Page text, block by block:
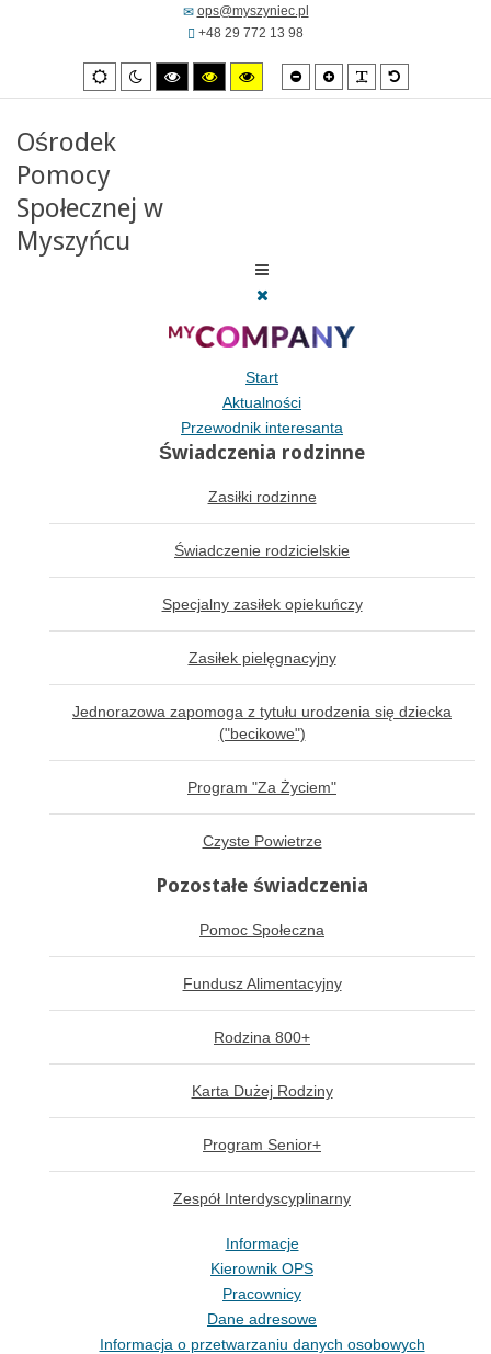
ops@myszyniec.pl
+48 29 772 13 98
Ustawienia
domyslne
Tryb
nocny
Wysoki
kontrast
Wysoki
kontrast
Wysoki
kontrast
Mniejsza
czcionka
Zwiększona
czcionka
Domyślna
czcionka
Ośrodek
Pomocy
Społecznej w
Myszyńcu
Start
Aktualności
Przewodnik interesanta
Świadczenia rodzinne
Zasiłki rodzinne
Świadczenie rodzicielskie
Specjalny zasiłek opiekuńczy
Zasiłek pielęgnacyjny
Jednorazowa zapomoga z tytułu urodzenia się dziecka
("becikowe")
Program "Za Życiem"
Czyste Powietrze
Pozostałe świadczenia
Pomoc Społeczna
Fundusz Alimentacyjny
Rodzina 800+
Karta Dużej Rodziny
Program Senior+
Zespół Interdyscyplinarny
Informacje
Kierownik OPS
Pracownicy
Dane adresowe
Informacja o przetwarzaniu danych osobowych